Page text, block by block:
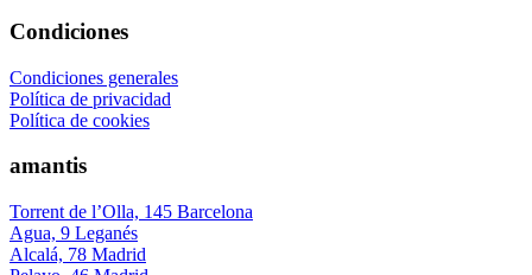
Condiciones
Condiciones generales
Política de privacidad
Política de cookies
amantis
Torrent de l’Olla, 145 Barcelona
Agua, 9 Leganés
Alcalá, 78 Madrid